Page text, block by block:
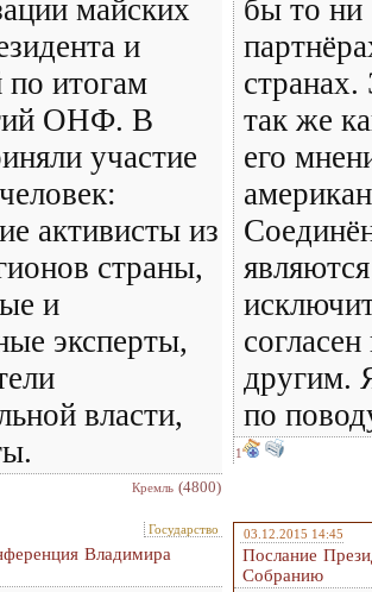
майских
и
итогам
ОНФ. В
участие
активисты из
страны,
и
эксперты,
власти,
Кремль (4800)
бы то ни
так же
его
являются
другим.
по
1
Государство
Владимира
03.12.2015 14:45
Послание
Собранию